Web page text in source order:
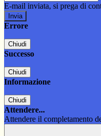
E-mail inviata, si prega di
Errore
Chiudi
Successo
Chiudi
Informazione
Chiudi
Attendere...
Attendere il completamento